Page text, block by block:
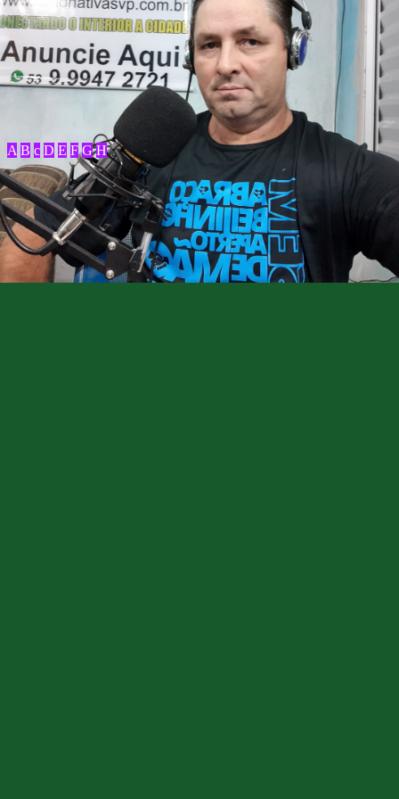
A B c D E F G H